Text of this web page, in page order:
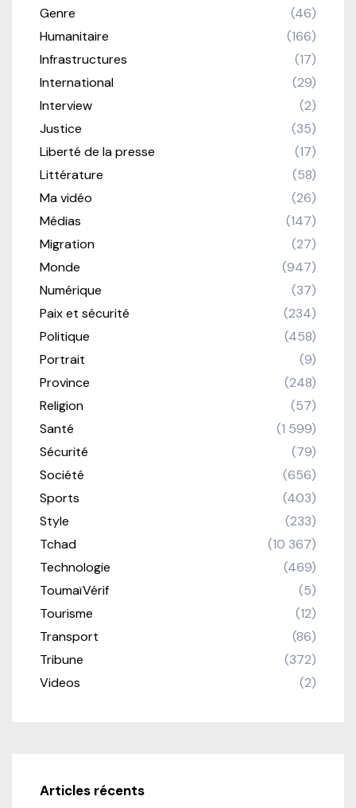
Genre
(46)
Humanitaire
(166)
Infrastructures
(17)
International
(29)
Interview
(2)
Justice
(35)
Liberté de la presse
(17)
Littérature
(58)
Ma vidéo
(26)
Médias
(147)
Migration
(27)
Monde
(947)
Numérique
(37)
Paix et sécurité
(234)
Politique
(458)
Portrait
(9)
Province
(248)
Religion
(57)
Santé
(1 599)
Sécurité
(79)
Société
(656)
Sports
(403)
Style
(233)
Tchad
(10 367)
Technologie
(469)
ToumaïVérif
(5)
Tourisme
(12)
Transport
(86)
Tribune
(372)
Videos
(2)
Articles récents